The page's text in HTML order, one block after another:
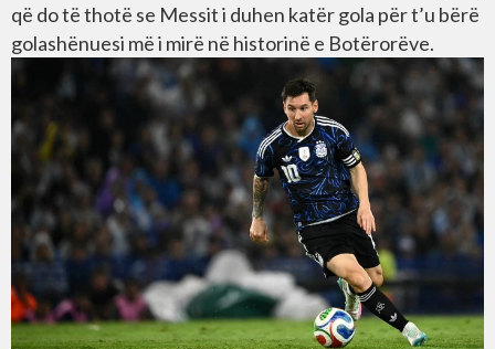
që do të thotë se Messit i duhen katër gola për t’u bërë
golashënuesi më i mirë në historinë e Botërorëve.